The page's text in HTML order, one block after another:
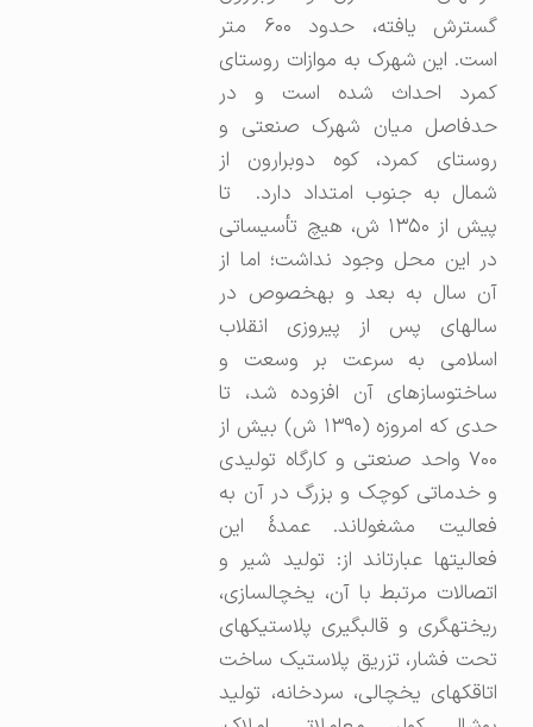
گسترش یافته، حدود ۶۰۰ متر
است. این شهرک به موازات روستای
کمرد احداث شده است و در
حدفاصل میان شهرک صنعتی و
روستای کمرد، کوه دوبرارون از
شمال به جنوب امتداد دارد. تا
پیش از ۱۳۵۰ ش، هیچ تأسیساتی
در این محل وجود نداشت؛ اما از
آن سال به بعد و به‎خصوص در
سالهای پس از پیروزی انقلاب
اسلامی به سرعت بر وسعت و
ساخت‎وسازهای آن افزوده شد، تا
حدی که امروزه (۱۳۹۰ ش) بیش از
۷۰۰ واحد صنعتی و کارگاه تولیدی
و خدماتی کوچک و بزرگ در آن به
فعالیت مشغول‎اند. عمدۀ این
فعالیتها عبارت‎اند از: تولید شیر و
اتصالات مرتبط با آن، یخچال‎سازی،
ریخته‎گری و قالب‎گیری پلاستیکهای
تحت فشار، تزریق پلاستیک ساخت
اتاقکهای یخچالی، سردخانه، تولید